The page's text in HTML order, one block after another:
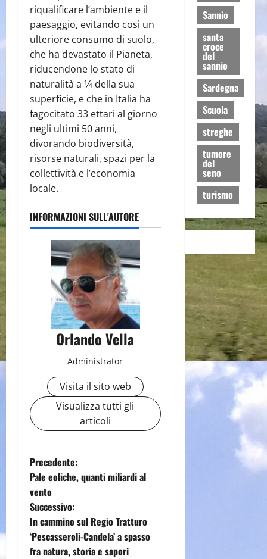
riqualificare l’ambiente e il
paesaggio, evitando così un
ulteriore consumo di suolo,
che ha devastato il Pianeta,
riducendone lo stato di
naturalità a 1⁄4 della sua
superficie, e che in Italia ha
fagocitato 33 ettari al giorno
negli ultimi 50 anni,
divorando biodiversità,
risorse naturali, spazi per la
collettività e l’economia
locale.
INFORMAZIONI SULL'AUTORE
Orlando Vella
Administrator
Visita il sito web
Visualizza tutti gli
articoli
N
a
v
i
Precedente:
Pale eoliche, quanti miliardi al
vento
Successivo:
In cammino sul Regio Tratturo
‘Pescasseroli-Candela’ a spasso
fra natura, storia e sapori
Sannio
santa
croce
del
sannio
Sardegna
Scuola
streghe
tumore
del
seno
turismo